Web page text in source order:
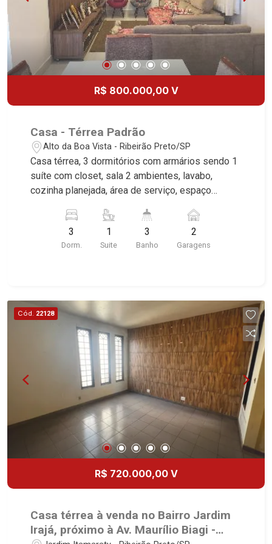
R$ 800.000,00 V
Casa - Térrea Padrão
Alto da Boa Vista - Ribeirão Preto/SP
Casa térrea, 3 dormitórios com armários sendo 1
suíte com closet, sala 2 ambientes, lavabo,
cozinha planejada, área de serviço, espaço
cobertas, excelente localização, próximo a Av.
João Fiúsa.
3
Dorm.
1
Suite
3
Banho
2
Garagens
Cód. 22128
R$ 720.000,00 V
Casa térrea à venda no Bairro Jardim
Irajá, próximo à Av. Maurílio Biagi -